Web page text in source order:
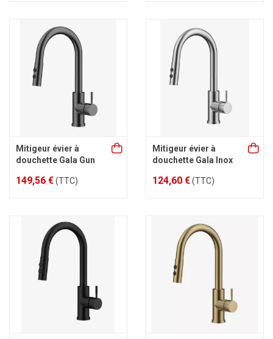
Mitigeur évier à
douchette Gala Gun
149,56 €(TTC)
Mitigeur évier à
douchette Gala Inox
124,60 €(TTC)